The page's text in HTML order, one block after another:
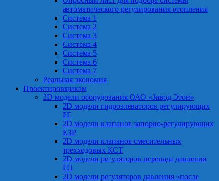
автоматического регулирования отопления
Система 1
Система 2
Система 3
Система 4
Система 5
Система 6
Система 7
Реальная экономия
Проектировщикам
2D модели оборудования ОАО «Завод Этон»
2D модели гидроэлеваторов регулирующих
РГ
2D модели клапанов запорно-регулирующих
КЗР
2D модели клапанов смесительных
трехходовых КСТ
2D модели регуляторов перепада давления
РП
2D модели регуляторов давления «после